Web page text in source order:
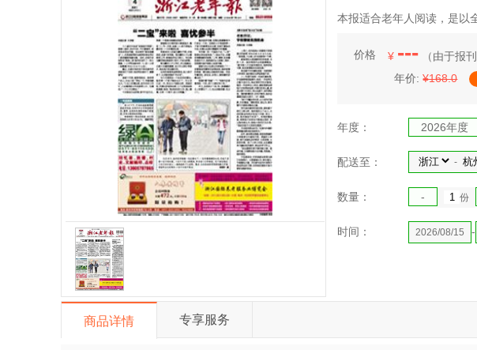
本报适合老年人阅读，是以
价格 ¥ --- （由于报
年价:¥168.0
年度： 2026年度
配送至： -
数量： - 份
时间： 2026/08/15 -
商品详情 专享服务